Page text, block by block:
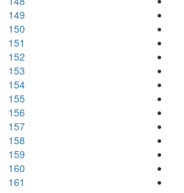
149
150
151
152
153
154
155
156
157
158
159
160
161